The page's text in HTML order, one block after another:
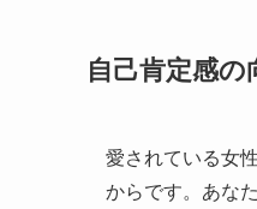
自己肯定感の
愛されている女
からです。あな